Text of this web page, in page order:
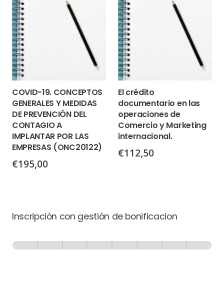
COVID-19. CONCEPTOS
GENERALES Y MEDIDAS
DE PREVENCIÓN DEL
CONTAGIO A
IMPLANTAR POR LAS
EMPRESAS (ONC20122)
€195,00
El crédito
documentario en las
operaciones de
Comercio y Marketing
internacional.
€112,50
Inscripción con gestión de bonificacion
-